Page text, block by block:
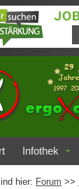
Infothek
hier: Forum >>